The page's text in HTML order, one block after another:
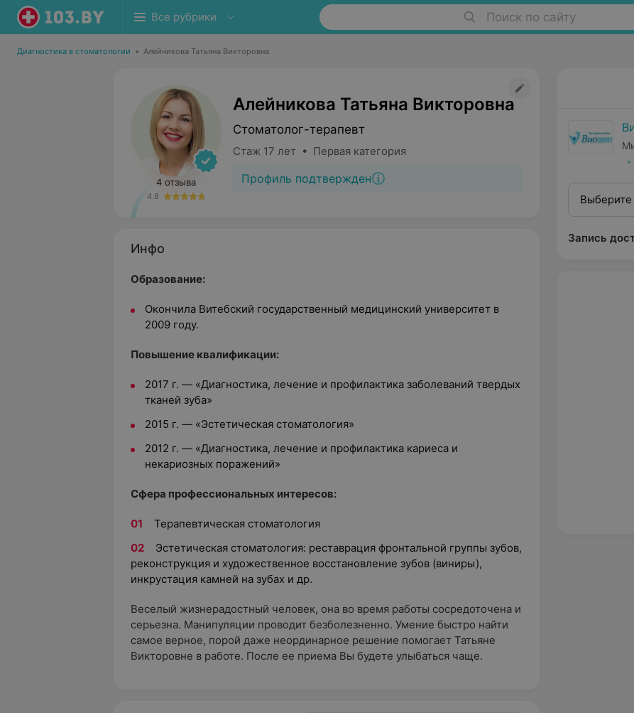
Все рубрики Поиск по сайту
Диагностика в стоматологии • Алейникова Татьяна Викторовна
4 отзыва
4.8
Алейникова Татьяна Викторовна
Стоматолог-терапевт
Стаж 17 лет • Первая категория
Профиль подтвержден
Инфо
Образование:
Окончила Витебский государственный медицинский университет в
2009 году.
Повышение квалификации:
2017 г. — «Диагностика, лечение и профилактика заболеваний твердых
тканей зуба»
2015 г. — «Эстетическая стоматология»
2012 г. — «Диагностика, лечение и профилактика кариеса и
некариозных поражений»
Сфера профессиональных интересов:
Терапевтическая стоматология
Эстетическая стоматология: реставрация фронтальной группы зубов,
реконструкция и художественное восстановление зубов (виниры),
инкрустация камней на зубах и др.
Веселый жизнерадостный человек, она во время работы сосредоточена и
серьезна. Манипуляции проводит безболезненно. Умение быстро найти
самое верное, порой даже неординарное решение помогает Татьяне
Викторовне в работе. После ее приема Вы будете улыбаться чаще.
Выберите
Запись